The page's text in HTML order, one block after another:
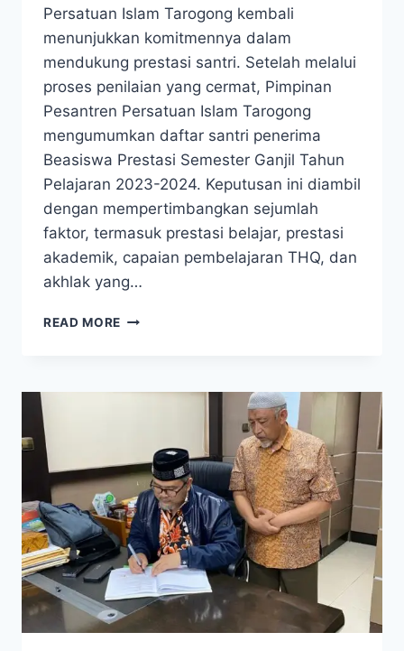
Persatuan Islam Tarogong kembali
menunjukkan komitmennya dalam
mendukung prestasi santri. Setelah melalui
proses penilaian yang cermat, Pimpinan
Pesantren Persatuan Islam Tarogong
mengumumkan daftar santri penerima
Beasiswa Prestasi Semester Ganjil Tahun
Pelajaran 2023-2024. Keputusan ini diambil
dengan mempertimbangkan sejumlah
faktor, termasuk prestasi belajar, prestasi
akademik, capaian pembelajaran THQ, dan
akhlak yang…
READ MORE